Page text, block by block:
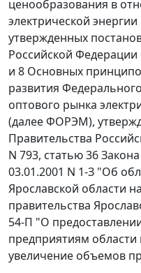
ценообразования в
электрической
утвержденных
Российской Федерации
и 8 Основных
развития
оптового рынка
(далее ФОРЭМ),
Правительства
N 793, статью 36
03.01.2001 N 1-З "Об
Ярославской области
правительства
54-П "О
предприятиям области
увеличение объемов